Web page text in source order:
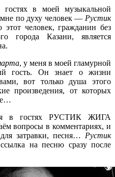
в моей музыкальной
мне по духу человек — Рустик
человек, гражданин без
города Казани, является
, у меня в моей гламурной
гость. Он знает о жизни
вот только душа этого
произведения, от которых
в гостях РУСТИК ЖИГА
вопросы в комментариях, и
затравки, песня… Рустик
на песню сразу после